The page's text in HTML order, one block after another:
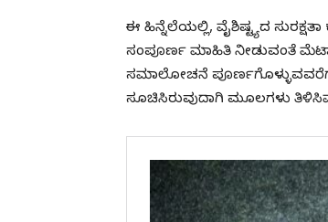
ಈ ಹಿನ್ನೆಲೆಯಲ್ಲಿ, ವೈಶಿಷ್ಟ್ಯದ
ಸಂಪೂರ್ಣ ಮಾಹಿತಿ ನೀಡುವಂತೆ
ಸಮಾಲೋಚನೆ ಪೂರ್ಣಗೊಳ್ಳುವವರೆಗೆ
ಸೂಚಿಸಿರುವುದಾಗಿ ಮೂಲಗಳು